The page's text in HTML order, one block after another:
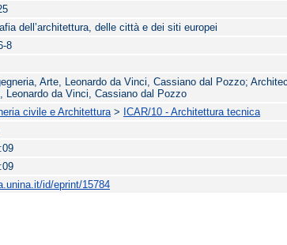
dell’architettura, delle città e dei siti europei
8
Arte, Leonardo da Vinci, Cassiano dal Pozzo;
Leonardo da Vinci, Cassiano dal Pozzo
civile e Architettura> ICAR/10 - Architettura tecnica
id/eprint/15784